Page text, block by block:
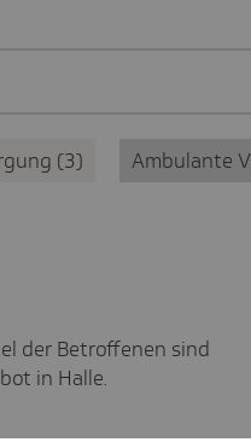
3 Ambulante
der Betroffenen sind
in Halle.